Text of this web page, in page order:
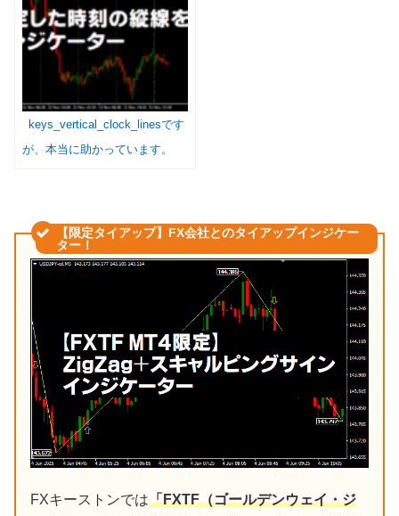
keys_vertical_clock_linesです
が、本当に助かっています。
【限定タイアップ】FX会社とのタイアップインジケー
ター！
FXキーストンでは「FXTF（ゴールデンウェイ・ジ